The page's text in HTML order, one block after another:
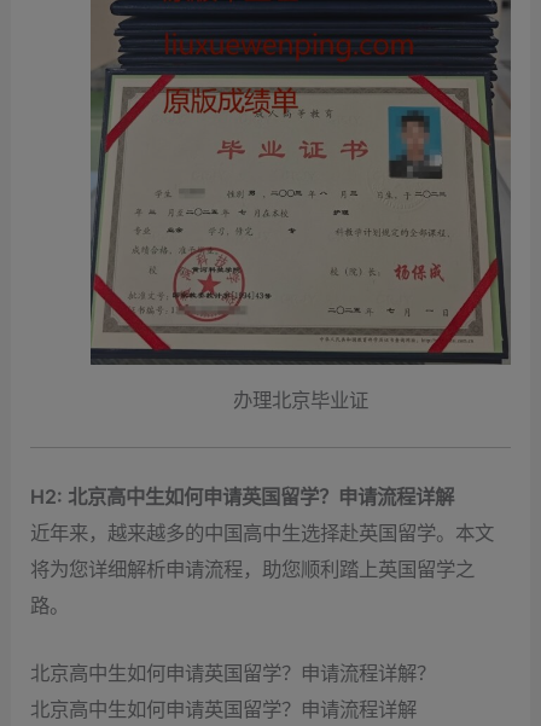
办理北京毕业证
H2: 北京高中生如何申请英国留学？申请流程详解
近年来，越来越多的中国高中生选择赴英国留学。本文
将为您详细解析申请流程，助您顺利踏上英国留学之
路。
北京高中生如何申请英国留学？申请流程详解？
北京高中生如何申请英国留学？申请流程详解